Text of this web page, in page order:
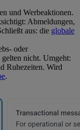
und Werbeaktionen.
Abmeldungen,
aus: die globale
oder
nicht. Umgeht:
Ruhezeiten. Wird
.